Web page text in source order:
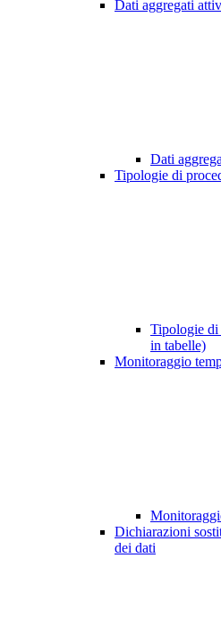
Dati aggregati
Dati
Tipologie di
Tipologie di
in tabelle)
Monitoraggio
Dichiarazioni
dei dati